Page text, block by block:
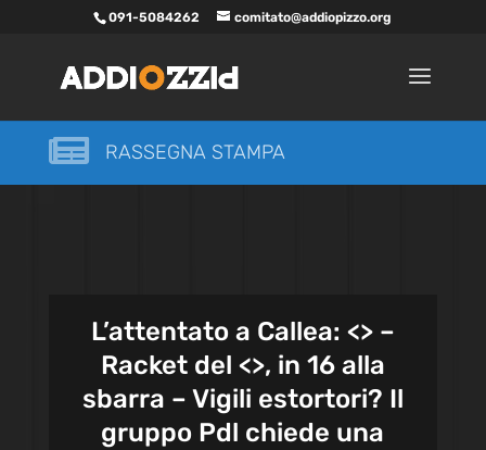
091-5084262 comitato@addiopizzo.org
 RASSEGNA STAMPA
L’attentato a Callea: <> –
Racket del <>, in 16 alla
sbarra – Vigili estortori? Il
gruppo Pdl chiede una